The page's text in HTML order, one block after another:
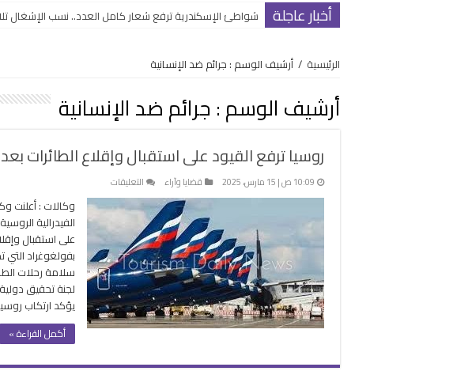
أخبار عاجلة شواطئ الإسكندرية ترفع شعار كامل العدد.. نسب الإشغال
الرئيسية / أرشيف الوسم : جرائم ضد الإنسانية
أرشيف الوسم : جرائم ضد الإنسانية
روسيا ترفع القيود على استقبال وإقلاع الطائرات
10:09 ص | 15 مارس، 2025 قضايا وآراء التعليقات
روسيا
ترفع
القيود
على
استقبال
وإقلاع
الطائرات
بعد
إعلانها
وكالات : أعلنت
الفيدرالية
على استقبال
بفولغوغراد
سلامة رحلات
لجنة تحقيق
يؤكد ارتكاب
أكمل القراءة »